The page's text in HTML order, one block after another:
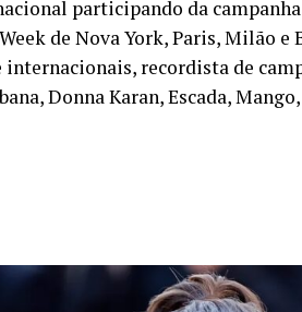
participando da
de Nova York, Paris, Milão e
recordista de
Donna Karan, Escada,